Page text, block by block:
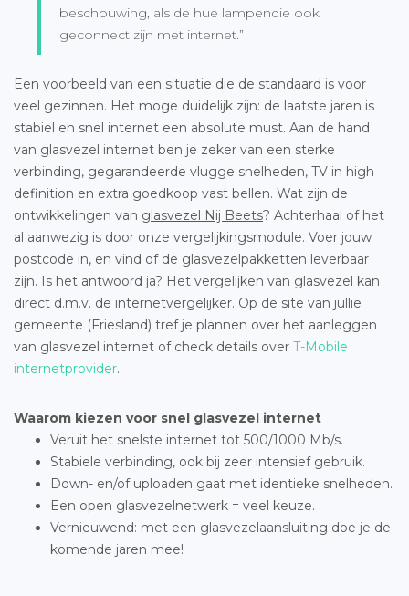
beschouwing, als de hue lampendie ook
geconnect zijn met internet.”
Een voorbeeld van een situatie die de standaard is voor
veel gezinnen. Het moge duidelijk zijn: de laatste jaren is
stabiel en snel internet een absolute must. Aan de hand
van glasvezel internet ben je zeker van een sterke
verbinding, gegarandeerde vlugge snelheden, TV in high
definition en extra goedkoop vast bellen. Wat zijn de
ontwikkelingen van glasvezel Nij Beets? Achterhaal of het
al aanwezig is door onze vergelijkingsmodule. Voer jouw
postcode in, en vind of de glasvezelpakketten leverbaar
zijn. Is het antwoord ja? Het vergelijken van glasvezel kan
direct d.m.v. de internetvergelijker. Op de site van jullie
gemeente (Friesland) tref je plannen over het aanleggen
van glasvezel internet of check details over T-Mobile
internetprovider.
Waarom kiezen voor snel glasvezel internet
Veruit het snelste internet tot 500/1000 Mb/s.
Stabiele verbinding, ook bij zeer intensief gebruik.
Down- en/of uploaden gaat met identieke snelheden.
Een open glasvezelnetwerk = veel keuze.
Vernieuwend: met een glasvezelaansluiting doe je de
komende jaren mee!